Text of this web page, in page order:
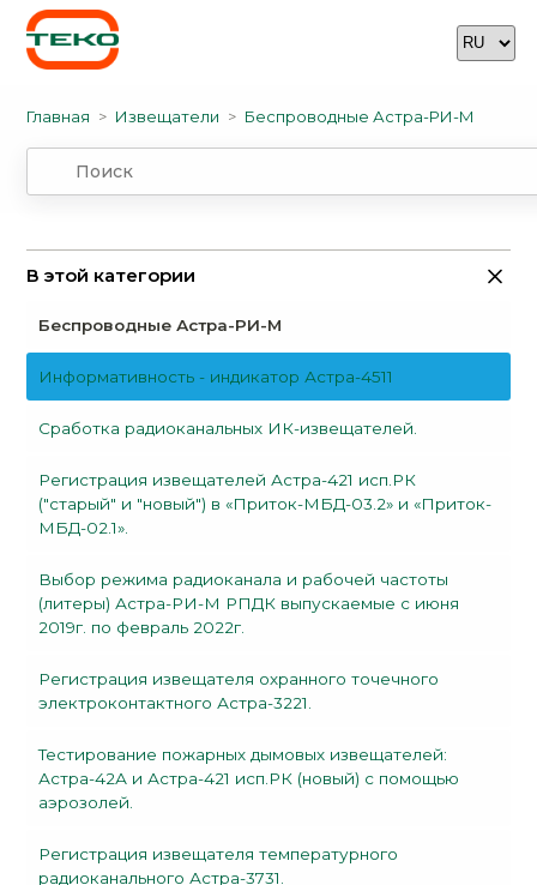
Главная Извещатели Беспроводные Астра-РИ-М
В этой категории
Беспроводные Астра-РИ-М
Информативность - индикатор Астра-4511
Сработка радиоканальных ИК-извещателей.
Регистрация извещателей Астра-421 исп.РК
("старый" и "новый") в «Приток-МБД-03.2» и «Приток-
МБД-02.1».
Выбор режима радиоканала и рабочей частоты
(литеры) Астра-РИ-М РПДК выпускаемые с июня
2019г. по февраль 2022г.
Регистрация извещателя охранного точечного
электроконтактного Астра-3221.
Тестирование пожарных дымовых извещателей:
Астра-42А и Астра-421 исп.РК (новый) с помощью
аэрозолей.
Регистрация извещателя температурного
радиоканального Астра-3731.